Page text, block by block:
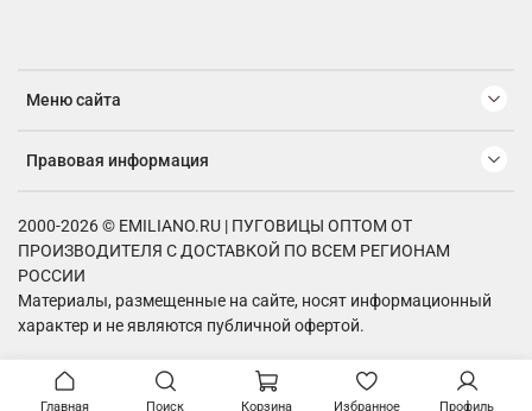
Меню сайта
Правовая информация
2000-2026 © EMILIANO.RU | ПУГОВИЦЫ ОПТОМ ОТ
ПРОИЗВОДИТЕЛЯ С ДОСТАВКОЙ ПО ВСЕМ РЕГИОНАМ
РОССИИ
Материалы, размещенные на сайте, носят информационный
характер и не являются публичной офертой.
Главная Поиск Корзина Избранное Профиль